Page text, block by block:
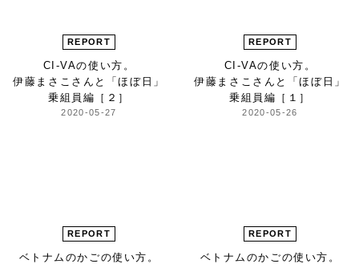
REPORT
CI-VAの使い方。
伊藤まさこさんと「ほぼ日」
乗組員編［２］
2020-05-27
REPORT
CI-VAの使い方。
伊藤まさこさんと「ほぼ日」
乗組員編［１］
2020-05-26
REPORT
ベトナムのかごの使い方。
REPORT
ベトナムのかごの使い方。